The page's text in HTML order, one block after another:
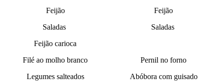
Feijão
Saladas
Feijão carioca
Filé ao molho branco
Legumes salteados
Feijão
Saladas
Pernil no forno
Abóbora com guisado